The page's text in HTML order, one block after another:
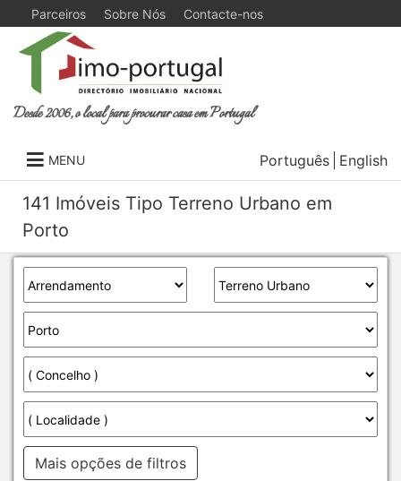
Parceiros Sobre Nós Contacte-nos
Desde 2006, o local para procurar casa em Portugal
MENU Português English
141 Imóveis Tipo Terreno Urbano em
Porto
Mais opções de filtros